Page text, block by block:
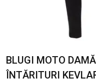
BLUGI MOTO
ÎNTĂRITURI